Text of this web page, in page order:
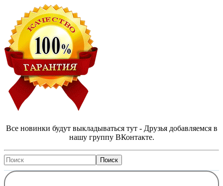
Все новинки будут выкладываться тут - Друзья добавляемся в
нашу группу ВКонтакте.